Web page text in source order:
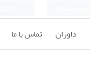
داوران تماس با ما